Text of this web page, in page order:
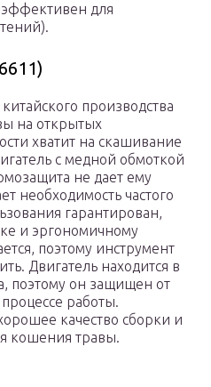
для
производства
на открытых
хватит на скашивание
с медной обмоткой
не дает ему
необходимость частого
гарантирован,
и эргономичному
поэтому инструмент
Двигатель находится в
поэтому он защищен от
работы.
качество сборки и
кошения травы.